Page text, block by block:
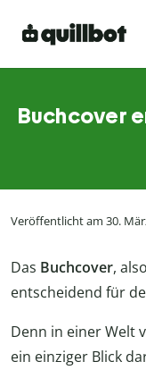
Buchcover
Veröffentlicht am 30.
Das Buchcover,
entscheidend für
Denn in einer Welt
ein einziger Blick